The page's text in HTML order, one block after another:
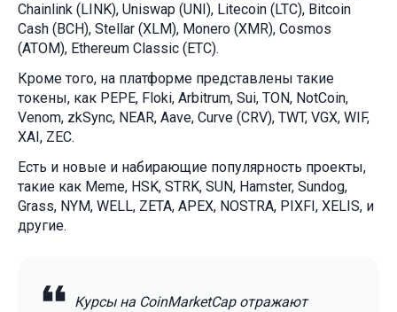
Chainlink (LINK), Uniswap (UNI), Litecoin (LTC), Bitcoin
Cash (BCH), Stellar (XLM), Monero (XMR), Cosmos
(ATOM), Ethereum Classic (ETC).
Кроме того, на платформе представлены такие
токены, как PEPE, Floki, Arbitrum, Sui, TON, NotCoin,
Venom, zkSync, NEAR, Aave, Curve (CRV), TWT, VGX, WIF,
XAI, ZEC.
Есть и новые и набирающие популярность проекты,
такие как Meme, HSK, STRK, SUN, Hamster, Sundog,
Grass, NYM, WELL, ZETA, APEX, NOSTRA, PIXFI, XELIS, и
другие.
Курсы на CoinMarketCap отражают